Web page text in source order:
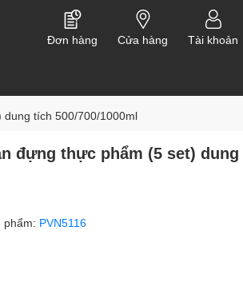
Đơn hàng Cửa hàng Tài khoản
tích 500/700/1000ml
đựng thực phẩm (5 set)
phẩm: PVN5116